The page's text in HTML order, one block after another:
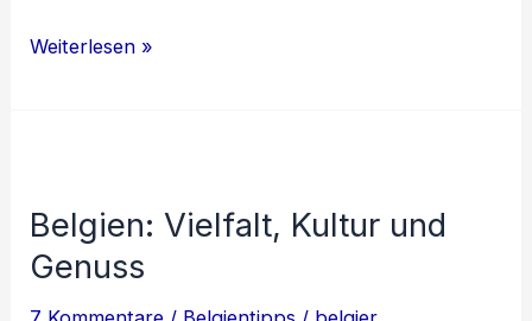
Entdecke
Kultur
und
Weiterlesen »
Belgien: Vielfalt, Kultur und
Genuss